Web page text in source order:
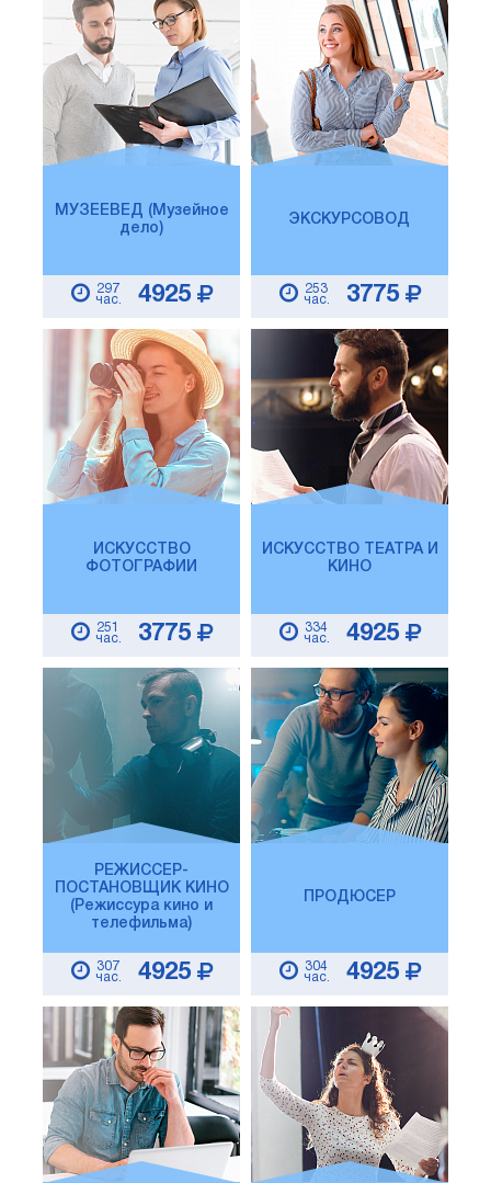
МУЗЕЕВЕД (Музейное
дело)
297
час.
4925
ЭКСКУРСОВОД
253
час.
3775
ИСКУССТВО
ФОТОГРАФИИ
251
час.
3775
ИСКУССТВО ТЕАТРА И
КИНО
334
час.
4925
РЕЖИССЕР-
ПОСТАНОВЩИК КИНО
(Режиссура кино и
телефильма)
307
час.
4925
ПРОДЮСЕР
304
час.
4925